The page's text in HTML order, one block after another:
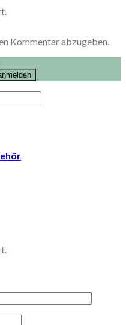
Kommentar abzugeben.